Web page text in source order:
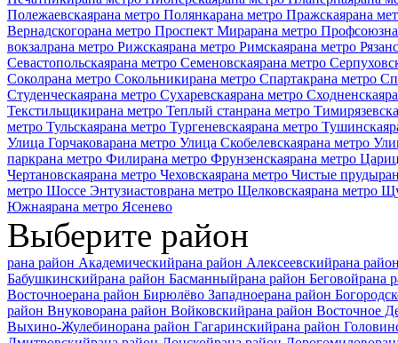
Полежаевскаярана метро Полянкарана метро Пражскаярана
Вернадскогорана метро Проспект Мирарана метро
вокзалрана метро Рижскаярана метро Римскаярана метро
Севастопольскаярана метро Семеновскаярана метро
Соколрана метро Сокольникирана метро Спартакрана метро
Студенческаярана метро Сухаревскаярана метро Сходненская
Текстильщикирана метро Теплый станрана метро
метро Тульскаярана метро Тургеневскаярана метро Тушинская
Улица Горчаковарана метро Улица Скобелевскаярана метро
паркрана метро Филирана метро Фрунзенскаярана метро
Чертановскаярана метро Чеховскаярана метро Чистые пруды
метро Шоссе Энтузиастоврана метро Щелковскаярана метро
Южнаярана метро Ясенево
Выберите район
рана район Академическийрана район Алексеевскийрана
Бабушкинскийрана район Басманныйрана район Беговойрана
Восточноерана район Бирюлёво Западноерана район
район Внуковорана район Войковскийрана район Восточное
Выхино-Жулебинорана район Гагаринскийрана район